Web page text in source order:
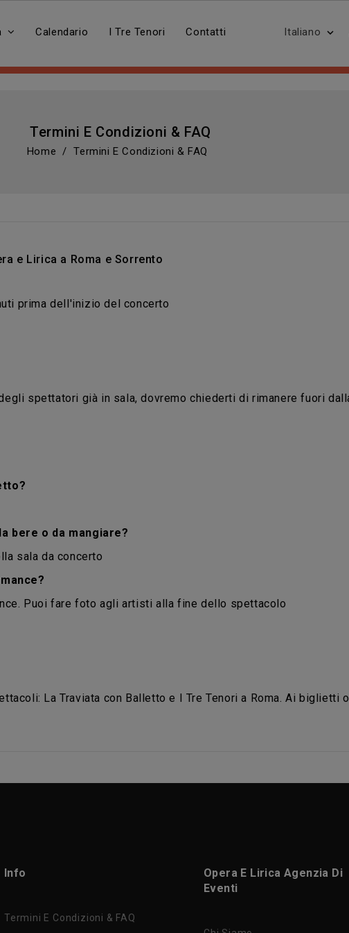
Italiano 
Calendario I Tre Tenori Contatti
Termini E Condizioni & FAQ
Home Termini E Condizioni & FAQ
e Lirica a Roma e Sorrento
prima dell'inizio del concerto
spettatori già in sala, dovremo chiederti di rimanere fuori
bere o da mangiare?
sala da concerto
Puoi fare foto agli artisti alla fine dello spettacolo
La Traviata con Balletto e I Tre Tenori a Roma. Ai biglietti
Info
Termini E Condizioni & FAQ
Opera E Lirica Agenzia Di
Eventi